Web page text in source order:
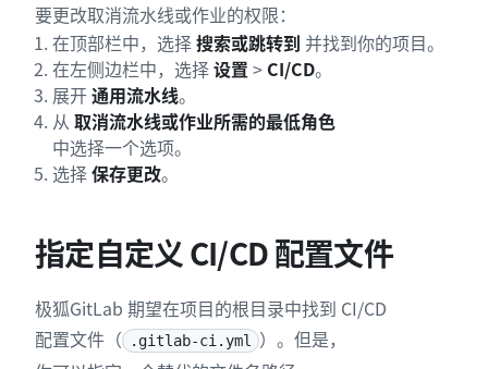
要更改取消流水线或作业的权限：
在顶部栏中，选择搜索或跳转到 并找到你的项目。
在左侧边栏中，选择设置 > CI/CD。
展开通用流水线。
从 取消流水线或作业所需的最低角色
中选择一个选项。
选择保存更改。
指定自定义 CI/CD 配置文件
极狐GitLab 期望在项目的根目录中找到 CI/CD
配置文件（
.gitlab-ci.yml
）。但是，